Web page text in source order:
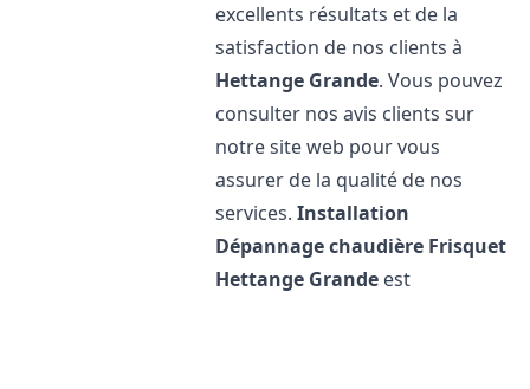
excellents résultats et de la
satisfaction de nos clients à
Hettange Grande. Vous pouvez
consulter nos avis clients sur
notre site web pour vous
assurer de la qualité de nos
services.Installation
Dépannage chaudière Frisquet
Hettange Grande est